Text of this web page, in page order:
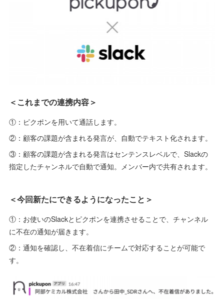
＜これまでの連携内容＞
①：ピクポンを用いて通話します。
②：顧客の課題が含まれる発言が、自動でテキスト化されます。
③：顧客の課題が含まれる発言はセンテンスレベルで、Slackの
指定したチャンネルで自動で通知。メンバー内で共有されます。
＜今回新たにできるようになったこと＞
①：お使いのSlackとピクポンを連携させることで、チャンネル
に不在の通知が届きます。
②：通知を確認し、不在着信にチームで対応することが可能で
す。